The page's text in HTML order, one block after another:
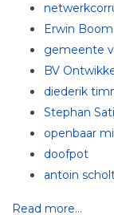
Erwin Boom
gemeente
BV
diederik
Stephan
openbaar
doofpot
antoin
Read more...